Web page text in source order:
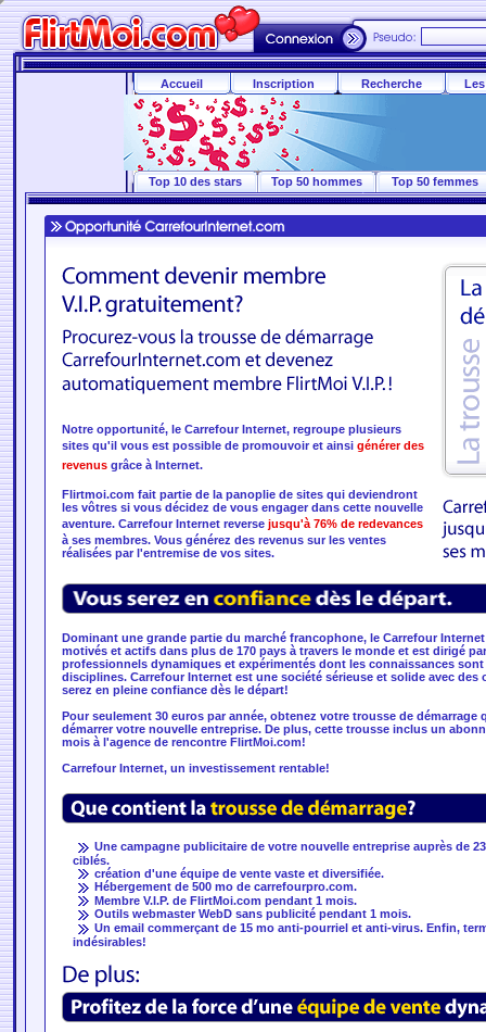
Accueil Inscription Recherche
Top 10 des stars Top 50 hommes Top 50 femmes
Notre opportunité, le Carrefour Internet, regroupe plusieurs
sites qu'il vous est possible de promouvoir et ainsi générer des
revenusgrâce à Internet.
Flirtmoi.com fait partie de la panoplie de sites qui deviendront
les vôtres si vous décidez de vous engager dans cette nouvelle
aventure. Carrefour Internet reverse jusqu'à 76% de redevances
à ses membres. Vous générez des revenus sur les ventes
réalisées par l'entremise de vos sites.
Dominant une grande partie du marché francophone, le Carrefour
motivés et actifs dans plus de 170 pays à travers le monde et est dirigé
professionnels dynamiques et expérimentés dont les connaissances sont
disciplines. Carrefour Internet est une société sérieuse et solide avec des
serez en pleine confiance dès le départ!
Pour seulement 30 euros par année, obtenez votre trousse de démarrage
démarrer votre nouvelle entreprise. De plus, cette trousse inclus un
mois à l'agence de rencontre FlirtMoi.com!
Carrefour Internet, un investissement rentable!
Une campagne publicitaire de votre nouvelle entreprise auprès de
ciblés.
création d'une équipe de vente vaste et diversifiée.
Hébergement de 500 mo de carrefourpro.com.
Membre V.I.P. de FlirtMoi.com pendant 1 mois.
Outils webmaster WebD sans publicité pendant 1 mois.
Un email commerçant de 15 mo anti-pourriel et anti-virus. Enfin,
indésirables!